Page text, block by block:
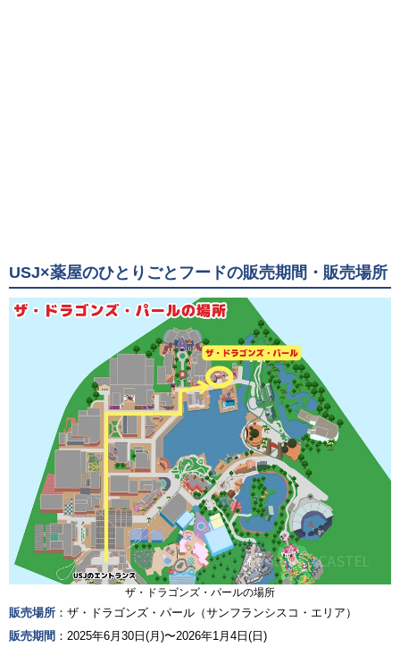
USJ×薬屋のひとりごとフードの販売期間・販売場所
ザ・ドラゴンズ・パールの場所
販売場所 ：ザ・ドラゴンズ・パール（サンフランシスコ・エリア）
販売期間 ：2025年6月30日(月)〜2026年1月4日(日)